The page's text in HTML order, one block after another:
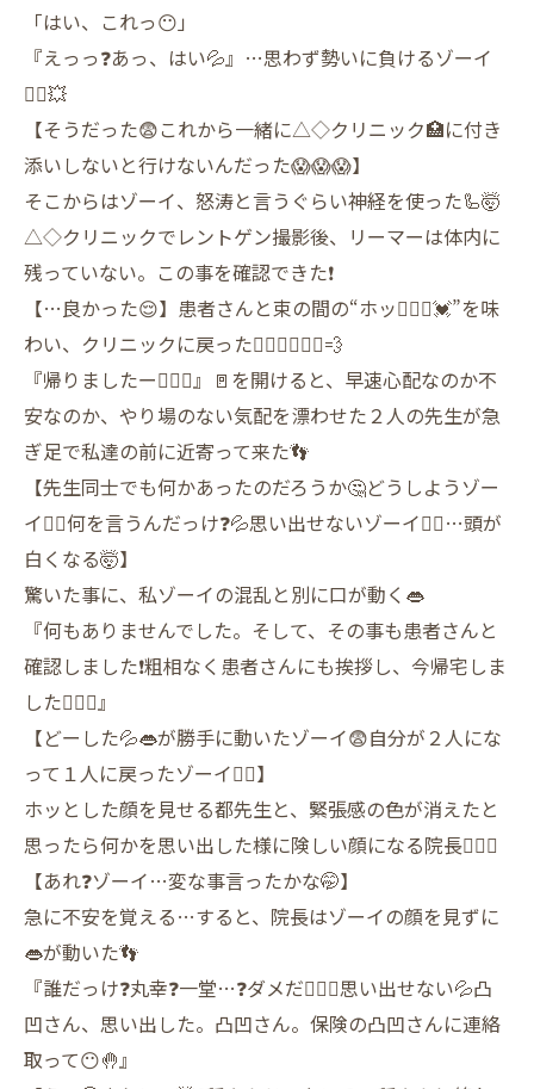
「はい、これっ😶」
『えっっ❓あっ、はい💦』…思わず勢いに負けるゾーイ
🧟‍♀️💥
【そうだった😨これから一緒に△◇クリニック🏥に付き
添いしないと行けないんだった😱😱😱】
そこからはゾーイ、怒涛と言うぐらい神経を使った🦾🤯
△◇クリニックでレントゲン撮影後、リーマーは体内に
残っていない。この事を確認できた❗️
【…良かった😌】患者さんと束の間の“ホッ🧎🏼‍♀️💓”を味
わい、クリニックに戻った🚶🏼‍♀️🚶🏼‍♀️💨
『帰りましたー🙋🏽‍♀️』🚪を開けると、早速心配なのか不
安なのか、やり場のない気配を漂わせた２人の先生が急
ぎ足で私達の前に近寄って来た👣
【先生同士でも何かあったのだろうか🤔どうしようゾー
イ🧟‍♀️何を言うんだっけ❓💦思い出せないゾーイ🧟‍♀️…頭が
白くなる🤯】
驚いた事に、私ゾーイの混乱と別に口が動く👄
『何もありませんでした。そして、その事も患者さんと
確認しました❗️粗相なく患者さんにも挨拶し、今帰宅しま
した🙋🏽‍♀️』
【どーした💦👄が勝手に動いたゾーイ😨自分が２人にな
って１人に戻ったゾーイ🧟‍♀️】
ホッとした顔を見せる都先生と、緊張感の色が消えたと
思ったら何かを思い出した様に険しい顔になる院長🙎🏽‍♂️
【あれ❓ゾーイ…変な事言ったかな🤭】
急に不安を覚える…すると、院長はゾーイの顔を見ずに
👄が動いた👣
『誰だっけ❓丸幸❓一堂…❓ダメだ🤦🏼‍♂️思い出せない💦凸
凹さん、思い出した。凸凹さん。保険の凸凹さんに連絡
取って😶🤚』